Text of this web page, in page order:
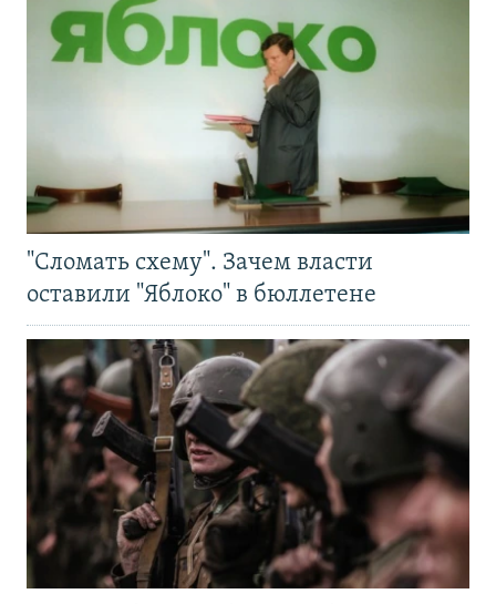
"Сломать схему". Зачем власти
оставили "Яблоко" в бюллетене